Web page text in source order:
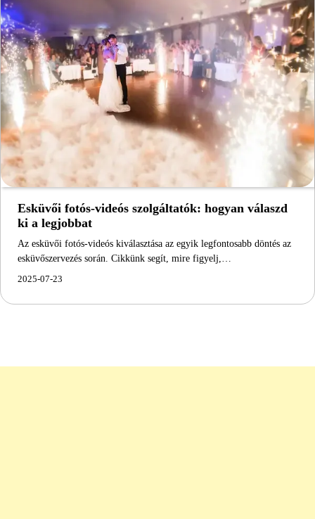
Esküvői fotós-videós szolgáltatók: hogyan válaszd
ki a legjobbat
Az esküvői fotós-videós kiválasztása az egyik legfontosabb döntés az
esküvőszervezés során. Cikkünk segít, mire figyelj,…
2025-07-23